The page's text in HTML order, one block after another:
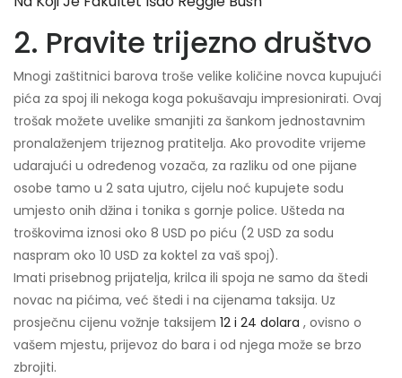
2. Pravite trijezno društvo
Mnogi zaštitnici barova troše velike količine novca kupujući
pića za spoj ili nekoga koga pokušavaju impresionirati. Ovaj
trošak možete uvelike smanjiti za šankom jednostavnim
pronalaženjem trijeznog pratitelja. Ako provodite vrijeme
udarajući u određenog vozača, za razliku od one pijane
osobe tamo u 2 sata ujutro, cijelu noć kupujete sodu
umjesto onih džina i tonika s gornje police. Ušteda na
troškovima iznosi oko 8 USD po piću (2 USD za sodu
naspram oko 10 USD za koktel za vaš spoj).
Imati prisebnog prijatelja, krilca ili spoja ne samo da štedi
novac na pićima, već štedi i na cijenama taksija. Uz
prosječnu cijenu vožnje taksijem 12 i 24 dolara , ovisno o
vašem mjestu, prijevoz do bara i od njega može se brzo
zbrojiti.